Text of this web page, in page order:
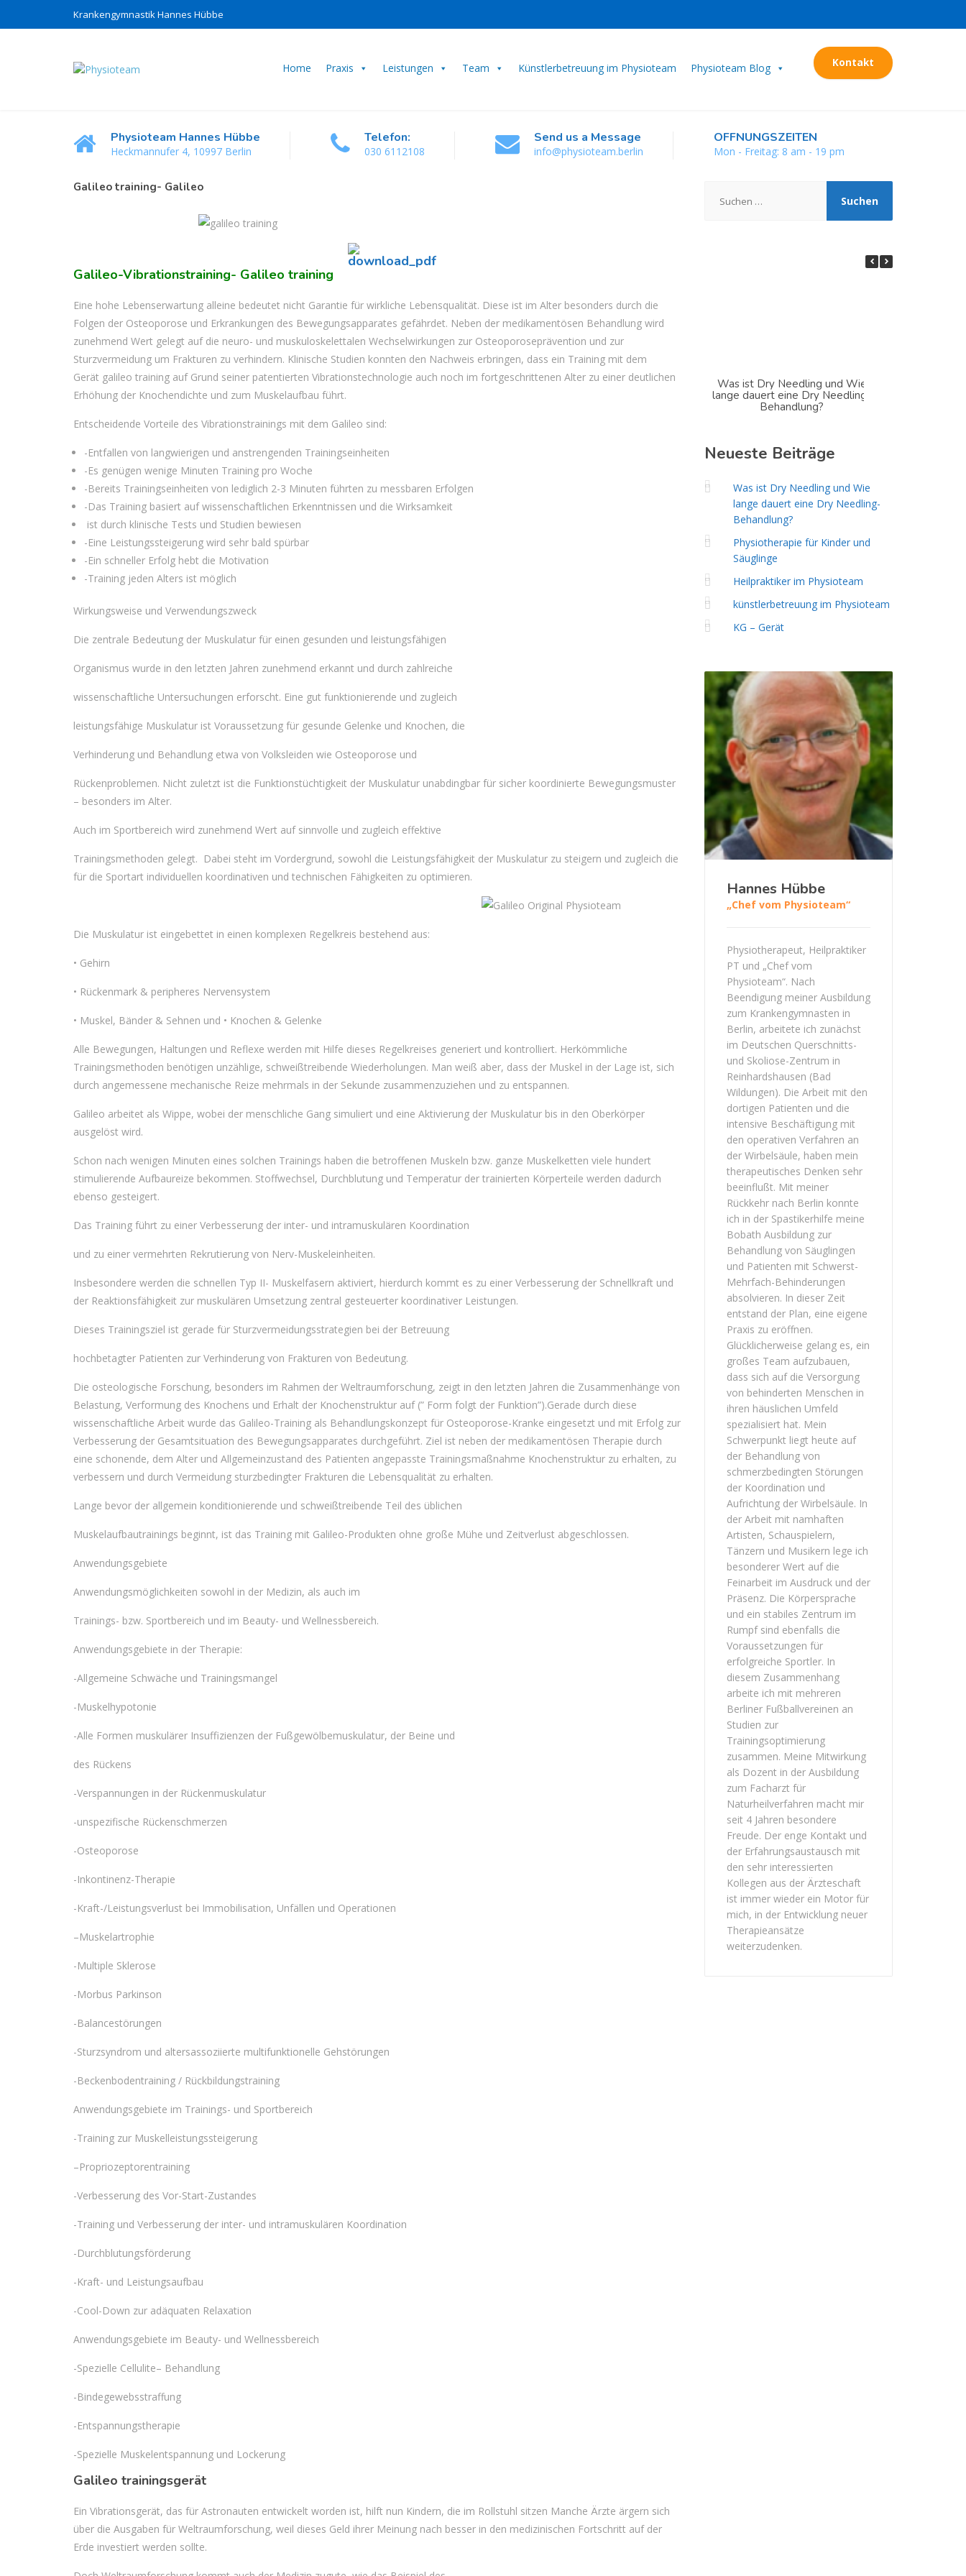
Krankengymnastik Hannes Hübbe
Home Praxis Leistungen Team Künstlerbetreuung im Physioteam Physioteam Blog Kontakt
Physioteam Hannes Hübbe
Heckmannufer 4, 10997 Berlin
Telefon:
030 6112108
Send us a Message
info@physioteam.berlin
ÖFFNUNGSZEITEN
Mon - Freitag: 8 am - 19 pm
Galileo training- Galileo
Galileo-Vibrationstraining- Galileo training
Eine hohe Lebenserwartung alleine bedeutet nicht Garantie für wirkliche Lebensqualität. Diese ist im Alter besonders durch die
Folgen der Osteoporose und Erkrankungen des Bewegungsapparates gefährdet. Neben der medikamentösen Behandlung wird
zunehmend Wert gelegt auf die neuro- und muskuloskelettalen Wechselwirkungen zur Osteoporoseprävention und zur
Sturzvermeidung um Frakturen zu verhindern. Klinische Studien konnten den Nachweis erbringen, dass ein Training mit dem
Gerät galileo training auf Grund seiner patentierten Vibrationstechnologie auch noch im fortgeschrittenen Alter zu einer deutlichen
Erhöhung der Knochendichte und zum Muskelaufbau führt.
Entscheidende Vorteile des Vibrationstrainings mit dem Galileo sind:
-Entfallen von langwierigen und anstrengenden Trainingseinheiten
-Es genügen wenige Minuten Training pro Woche
-Bereits Trainingseinheiten von lediglich 2-3 Minuten führten zu messbaren Erfolgen
-Das Training basiert auf wissenschaftlichen Erkenntnissen und die Wirksamkeit
ist durch klinische Tests und Studien bewiesen
-Eine Leistungssteigerung wird sehr bald spürbar
-Ein schneller Erfolg hebt die Motivation
-Training jeden Alters ist möglich
Wirkungsweise und Verwendungszweck
Die zentrale Bedeutung der Muskulatur für einen gesunden und leistungsfähigen
Organismus wurde in den letzten Jahren zunehmend erkannt und durch zahlreiche
wissenschaftliche Untersuchungen erforscht. Eine gut funktionierende und zugleich
leistungsfähige Muskulatur ist Voraussetzung für gesunde Gelenke und Knochen, die
Verhinderung und Behandlung etwa von Volksleiden wie Osteoporose und
Rückenproblemen. Nicht zuletzt ist die Funktionstüchtigkeit der Muskulatur unabdingbar für sicher koordinierte Bewegungsmuster
– besonders im Alter.
Auch im Sportbereich wird zunehmend Wert auf sinnvolle und zugleich effektive
Trainingsmethoden gelegt. Dabei steht im Vordergrund, sowohl die Leistungsfähigkeit der Muskulatur zu steigern und zugleich die
für die Sportart individuellen koordinativen und technischen Fähigkeiten zu optimieren.
Die Muskulatur ist eingebettet in einen komplexen Regelkreis bestehend aus:
• Gehirn
• Rückenmark & peripheres Nervensystem
• Muskel, Bänder & Sehnen und • Knochen & Gelenke
Alle Bewegungen, Haltungen und Reflexe werden mit Hilfe dieses Regelkreises generiert und kontrolliert. Herkömmliche
Trainingsmethoden benötigen unzählige, schweißtreibende Wiederholungen. Man weiß aber, dass der Muskel in der Lage ist, sich
durch angemessene mechanische Reize mehrmals in der Sekunde zusammenzuziehen und zu entspannen.
Galileo arbeitet als Wippe, wobei der menschliche Gang simuliert und eine Aktivierung der Muskulatur bis in den Oberkörper
ausgelöst wird.
Schon nach wenigen Minuten eines solchen Trainings haben die betroffenen Muskeln bzw. ganze Muskelketten viele hundert
stimulierende Aufbaureize bekommen. Stoffwechsel, Durchblutung und Temperatur der trainierten Körperteile werden dadurch
ebenso gesteigert.
Das Training führt zu einer Verbesserung der inter- und intramuskulären Koordination
und zu einer vermehrten Rekrutierung von Nerv-Muskeleinheiten.
Insbesondere werden die schnellen Typ II- Muskelfasern aktiviert, hierdurch kommt es zu einer Verbesserung der Schnellkraft und
der Reaktionsfähigkeit zur muskulären Umsetzung zentral gesteuerter koordinativer Leistungen.
Dieses Trainingsziel ist gerade für Sturzvermeidungsstrategien bei der Betreuung
hochbetagter Patienten zur Verhinderung von Frakturen von Bedeutung.
Die osteologische Forschung, besonders im Rahmen der Weltraumforschung, zeigt in den letzten Jahren die Zusammenhänge von
Belastung, Verformung des Knochens und Erhalt der Knochenstruktur auf (” Form folgt der Funktion”).Gerade durch diese
wissenschaftliche Arbeit wurde das Galileo-Training als Behandlungskonzept für Osteoporose-Kranke eingesetzt und mit Erfolg zur
Verbesserung der Gesamtsituation des Bewegungsapparates durchgeführt. Ziel ist neben der medikamentösen Therapie durch
eine schonende, dem Alter und Allgemeinzustand des Patienten angepasste Trainingsmaßnahme Knochenstruktur zu erhalten, zu
verbessern und durch Vermeidung sturzbedingter Frakturen die Lebensqualität zu erhalten.
Lange bevor der allgemein konditionierende und schweißtreibende Teil des üblichen
Muskelaufbautrainings beginnt, ist das Training mit Galileo-Produkten ohne große Mühe und Zeitverlust abgeschlossen.
Anwendungsgebiete
Anwendungsmöglichkeiten sowohl in der Medizin, als auch im
Trainings- bzw. Sportbereich und im Beauty- und Wellnessbereich.
Anwendungsgebiete in der Therapie:
-Allgemeine Schwäche und Trainingsmangel
-Muskelhypotonie
-Alle Formen muskulärer Insuffizienzen der Fußgewölbemuskulatur, der Beine und
des Rückens
-Verspannungen in der Rückenmuskulatur
-unspezifische Rückenschmerzen
-Osteoporose
-Inkontinenz-Therapie
-Kraft-/Leistungsverlust bei Immobilisation, Unfällen und Operationen
–Muskelartrophie
-Multiple Sklerose
-Morbus Parkinson
-Balancestörungen
-Sturzsyndrom und altersassoziierte multifunktionelle Gehstörungen
-Beckenbodentraining / Rückbildungstraining
Anwendungsgebiete im Trainings- und Sportbereich
-Training zur Muskelleistungssteigerung
–Propriozeptorentraining
-Verbesserung des Vor-Start-Zustandes
-Training und Verbesserung der inter- und intramuskulären Koordination
-Durchblutungsförderung
-Kraft- und Leistungsaufbau
-Cool-Down zur adäquaten Relaxation
Anwendungsgebiete im Beauty- und Wellnessbereich
-Spezielle Cellulite– Behandlung
-Bindegewebsstraffung
-Entspannungstherapie
-Spezielle Muskelentspannung und Lockerung
Galileo trainingsgerät
Ein Vibrationsgerät, das für Astronauten entwickelt worden ist, hilft nun Kindern, die im Rollstuhl sitzen Manche Ärzte ärgern sich
über die Ausgaben für Weltraumforschung, weil dieses Geld ihrer Meinung nach besser in den medizinischen Fortschritt auf der
Erde investiert werden sollte.
nach:
Was ist Dry Needling und Wie
lange dauert eine Dry Needling-
Behandlung?
Neueste Beiträge
Was ist Dry Needling und Wie
lange dauert eine Dry Needling-
Behandlung?
Physiotherapie für Kinder und
Säuglinge
Heilpraktiker im Physioteam
künstlerbetreuung im Physioteam
KG – Gerät
Hannes Hübbe
„Chef vom Physioteam“
Physiotherapeut, Heilpraktiker
PT und „Chef vom
Physioteam“. Nach
Beendigung meiner Ausbildung
zum Krankengymnasten in
Berlin, arbeitete ich zunächst
im Deutschen Querschnitts-
und Skoliose-Zentrum in
Reinhardshausen (Bad
Wildungen). Die Arbeit mit den
dortigen Patienten und die
intensive Beschäftigung mit
den operativen Verfahren an
der Wirbelsäule, haben mein
therapeutisches Denken sehr
beeinflußt. Mit meiner
Rückkehr nach Berlin konnte
ich in der Spastikerhilfe meine
Bobath Ausbildung zur
Behandlung von Säuglingen
und Patienten mit Schwerst-
Mehrfach-Behinderungen
absolvieren. In dieser Zeit
entstand der Plan, eine eigene
Praxis zu eröffnen.
Glücklicherweise gelang es, ein
großes Team aufzubauen,
dass sich auf die Versorgung
von behinderten Menschen in
ihren häuslichen Umfeld
spezialisiert hat. Mein
Schwerpunkt liegt heute auf
der Behandlung von
schmerzbedingten Störungen
der Koordination und
Aufrichtung der Wirbelsäule. In
der Arbeit mit namhaften
Artisten, Schauspielern,
Tänzern und Musikern lege ich
besonderer Wert auf die
Feinarbeit im Ausdruck und der
Präsenz. Die Körpersprache
und ein stabiles Zentrum im
Rumpf sind ebenfalls die
Voraussetzungen für
erfolgreiche Sportler. In
diesem Zusammenhang
arbeite ich mit mehreren
Berliner Fußballvereinen an
Studien zur
Trainingsoptimierung
zusammen. Meine Mitwirkung
als Dozent in der Ausbildung
zum Facharzt für
Naturheilverfahren macht mir
seit 4 Jahren besondere
Freude. Der enge Kontakt und
der Erfahrungsaustausch mit
den sehr interessierten
Kollegen aus der Ärzteschaft
ist immer wieder ein Motor für
mich, in der Entwicklung neuer
Therapieansätze
weiterzudenken.